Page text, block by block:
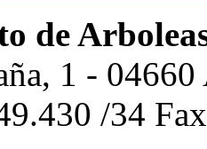
de
1 -
/34